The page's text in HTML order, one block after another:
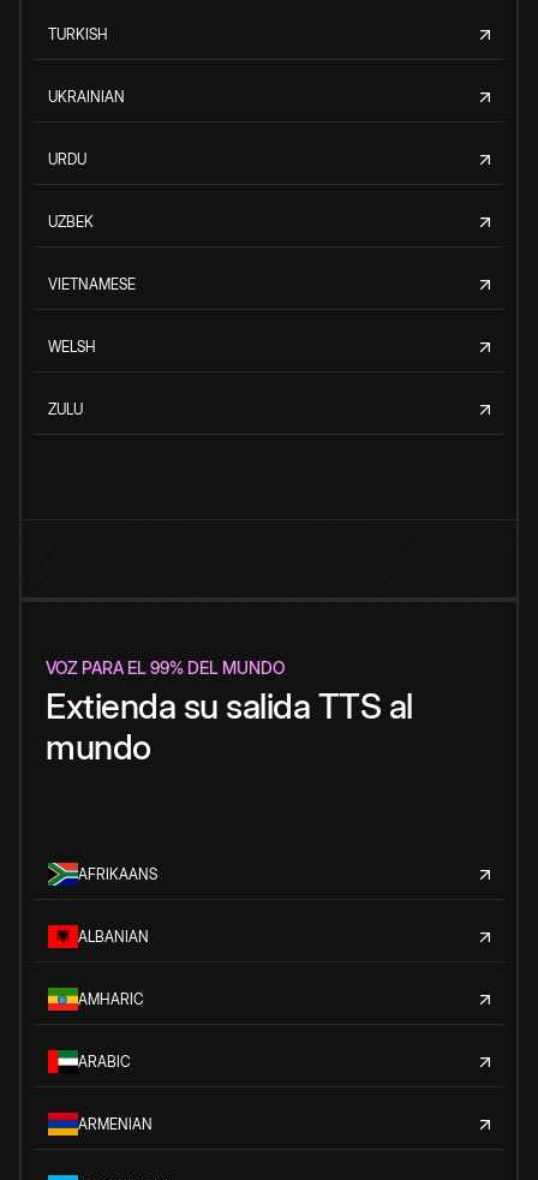
TURKISH
UKRAINIAN
URDU
UZBEK
VIETNAMESE
WELSH
ZULU
VOZ PARA EL 99% DEL MUNDO
Extienda su salida TTS al
mundo
AFRIKAANS
ALBANIAN
AMHARIC
ARABIC
ARMENIAN